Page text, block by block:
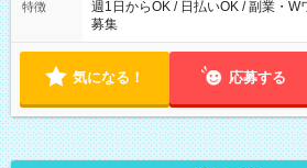
特徴
週1日からOK / 日払いOK / 副業・
募集
気になる！ 応募する